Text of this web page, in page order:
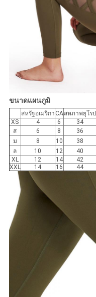
ขนาดแผนภูมิ
สหรัฐอเมริกา CAสหภาพยุโรป
XS
4 6 34
ส
6 8 36
ม
8 10 38
ล
10 12 40
XL
12 14 42
XXL
14 16 44